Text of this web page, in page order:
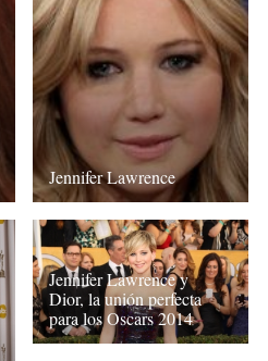
Jennifer Lawrence
Jennifer Lawrence y
Dior, la unión perfecta
para los Oscars 2014